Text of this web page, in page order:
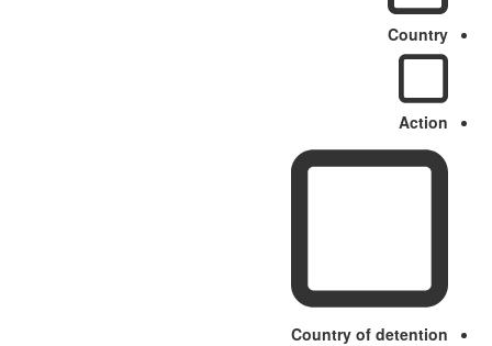
Country
Action
Country of detention